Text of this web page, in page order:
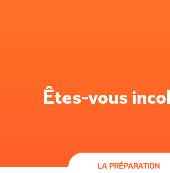
Êtes-vous
LA PRÉPARATION